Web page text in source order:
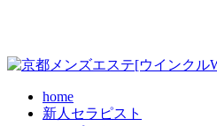
home
新人セラピスト